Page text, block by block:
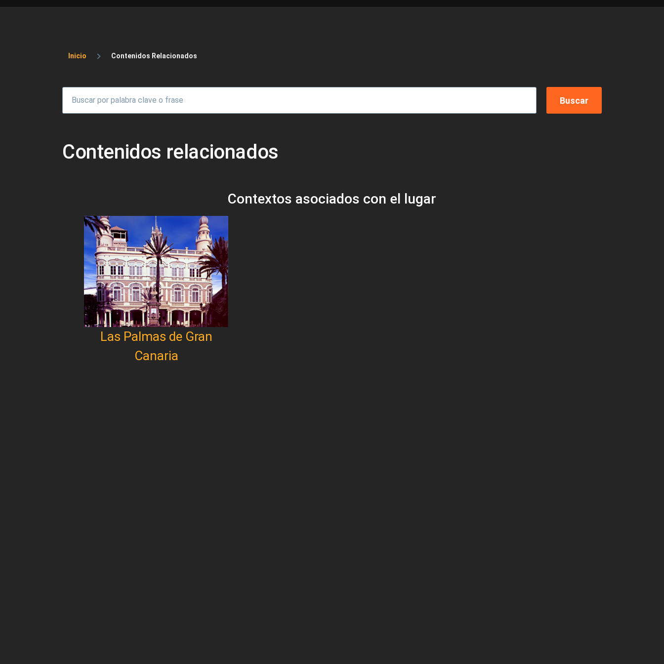
Sobrescribir enlaces de ayuda a la navegación
Inicio Contenidos Relacionados
Contenidos relacionados
Contextos asociados con el lugar
Las Palmas de Gran
Canaria